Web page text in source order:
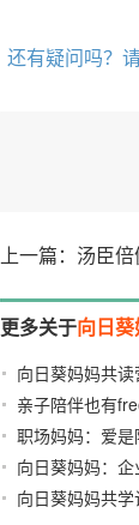
还有疑问吗？
上一篇：汤臣
更多关于向日
向日葵妈妈共读
亲子陪伴也有
熊
2017-09-18
职场妈妈：爱
向日葵妈妈：
2021-01-14
向日葵妈妈共